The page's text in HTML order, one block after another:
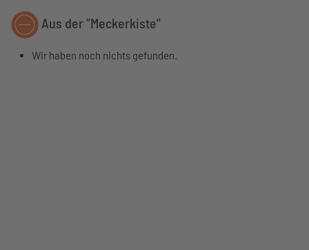
Aus der "Meckerkiste"
Wir haben noch nichts gefunden.